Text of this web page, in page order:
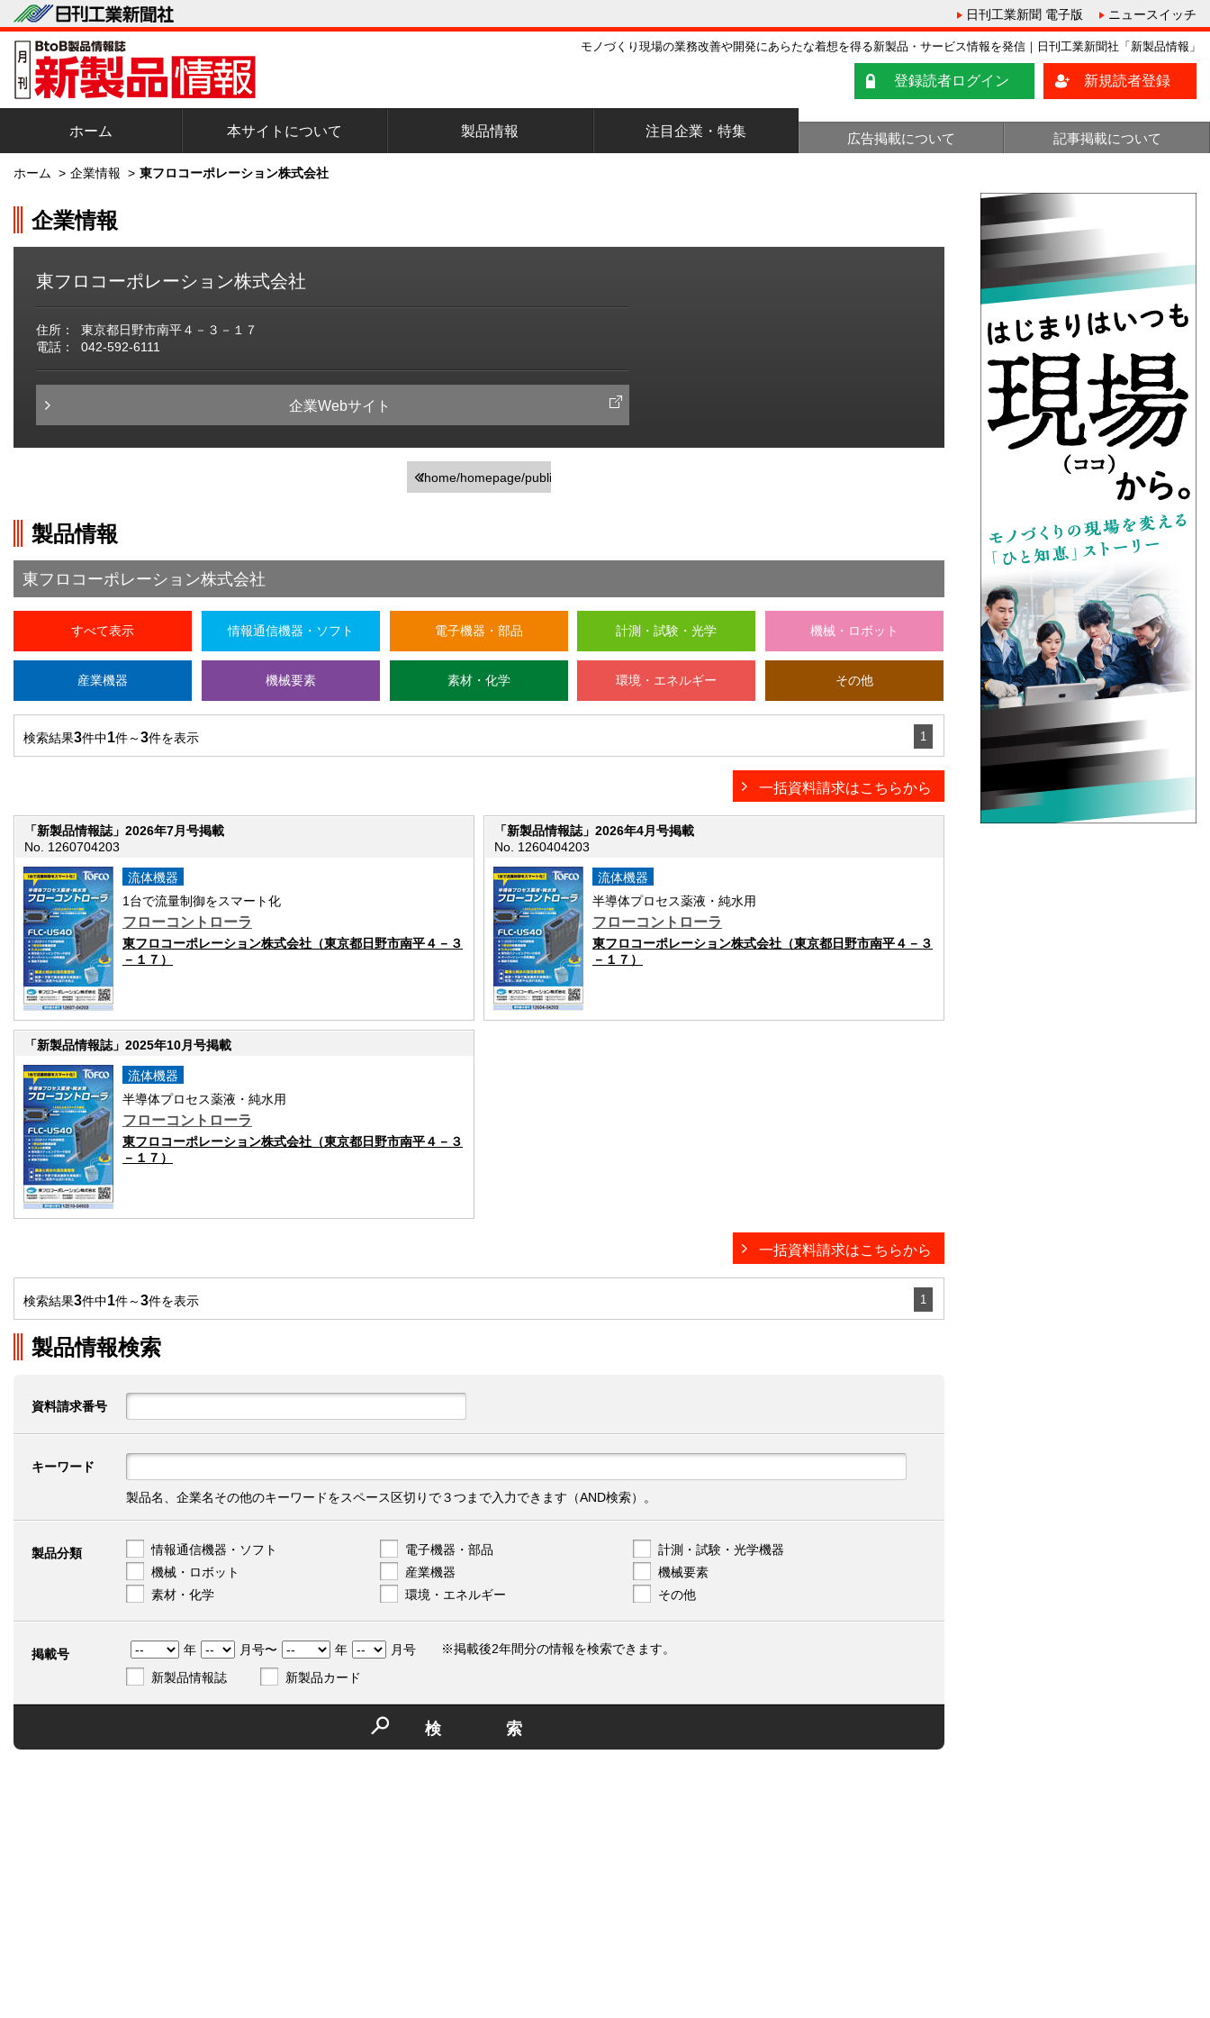
日刊工業新聞 電子版 ニュースイッチ
モノづくり現場の業務改善や開発にあらたな着想を得る新製品・サービス情報を発信｜日刊工業新聞社「新製品情報」
登録読者ログイン 新規読者登録
ホーム 本サイトについて 製品情報 注目企業・特集 広告掲載について 記事掲載について
ホーム > 企業情報 > 東フロコーポレーション株式会社
企業情報
東フロコーポレーション株式会社
住所：
東京都日野市南平４－３－１７
電話：
042-592-6111
企業Webサイト
/home/homepage/public_html/usr/detail_company.php
製品情報
東フロコーポレーション株式会社
すべて表示 情報通信機器・ソフト 電子機器・部品 計測・試験・光学 機械・ロボット
産業機器 機械要素 素材・化学 環境・エネルギー その他
検索結果3件中1件～3件を表示 1
一括資料請求はこちらから
「新製品情報誌」2026年7月号掲載
No. 1260704203
流体機器
1台で流量制御をスマート化
フローコントローラ
東フロコーポレーション株式会社（東京都日野市南平４－３
－１７）
「新製品情報誌」2026年4月号掲載
No. 1260404203
流体機器
半導体プロセス薬液・純水用
フローコントローラ
東フロコーポレーション株式会社（東京都日野市南平４－３
－１７）
「新製品情報誌」2025年10月号掲載
流体機器
半導体プロセス薬液・純水用
フローコントローラ
東フロコーポレーション株式会社（東京都日野市南平４－３
－１７）
一括資料請求はこちらから
検索結果3件中1件～3件を表示 1
製品情報検索
資料請求番号
キーワード
製品名、企業名その他のキーワードをスペース区切りで３つまで入力できます（AND検索）。
製品分類 情報通信機器・ソフト 電子機器・部品
計測・試験・光学機器
機械・ロボット
産業機器
機械要素
素材・化学
環境・エネルギー その他
掲載号 年 月号〜 年
月号
新製品情報誌
新製品カード
※掲載後2年間分の情報を検索できます。
検索